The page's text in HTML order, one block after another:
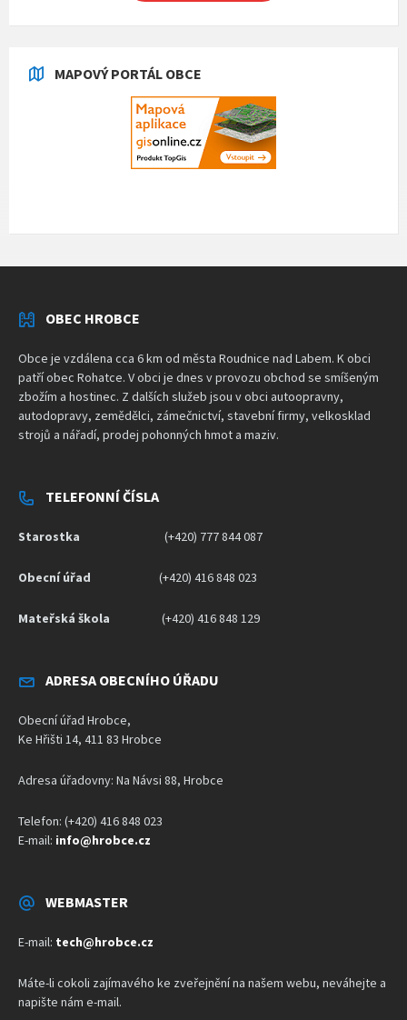
MAPOVÝ PORTÁL OBCE
OBEC HROBCE
Obce je vzdálena cca 6 km od města Roudnice nad Labem. K obci
patří obec Rohatce. V obci je dnes v provozu obchod se smíšeným
zbožím a hostinec. Z dalších služeb jsou v obci autoopravny,
autodopravy, zemědělci, zámečnictví, stavební firmy, velkosklad
strojů a nářadí, prodej pohonných hmot a maziv.
TELEFONNÍ ČÍSLA
Starostka (+420) 777 844 087
Obecní úřad (+420) 416 848 023
Mateřská škola (+420) 416 848 129
ADRESA OBECNÍHO ÚŘADU
Obecní úřad Hrobce,
Ke Hřišti 14, 411 83 Hrobce
Adresa úřadovny: Na Návsi 88, Hrobce
Telefon: (+420) 416 848 023
E-mail: info@hrobce.cz
WEBMASTER
E-mail: tech@hrobce.cz
Máte-li cokoli zajímavého ke zveřejnění na našem webu, neváhejte a
napište nám e-mail.